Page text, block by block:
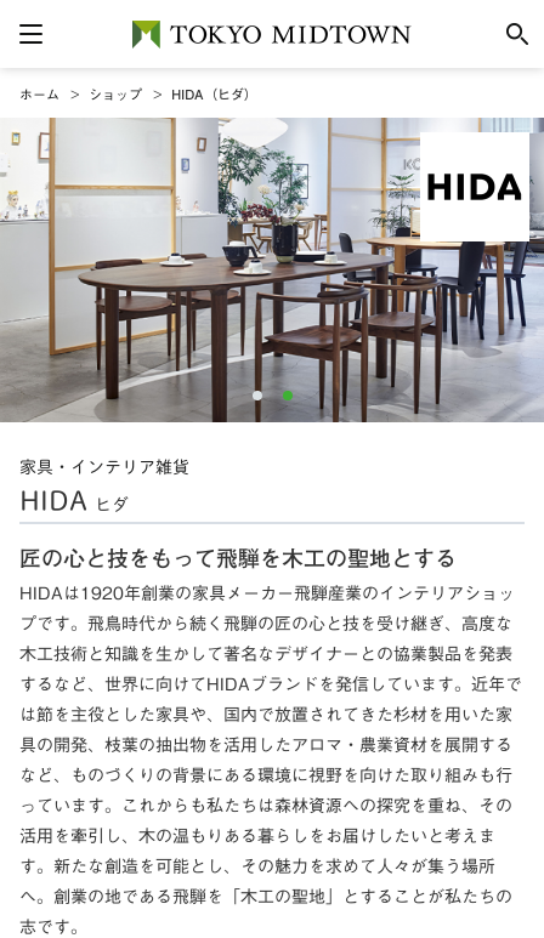
ホーム ショップ HIDA（ヒダ）
家具・インテリア雑貨
HIDA ヒダ
匠の心と技をもって飛騨を木工の聖地とする
HIDAは1920年創業の家具メーカー飛騨産業のインテリアショッ
プです。飛鳥時代から続く飛騨の匠の心と技を受け継ぎ、高度な
木工技術と知識を生かして著名なデザイナーとの協業製品を発表
するなど、世界に向けてHIDAブランドを発信しています。近年で
は節を主役とした家具や、国内で放置されてきた杉材を用いた家
具の開発、枝葉の抽出物を活用したアロマ・農業資材を展開する
など、ものづくりの背景にある環境に視野を向けた取り組みも行
っています。これからも私たちは森林資源への探究を重ね、その
活用を牽引し、木の温もりある暮らしをお届けしたいと考えま
す。新たな創造を可能とし、その魅力を求めて人々が集う場所
へ。創業の地である飛騨を「木工の聖地」とすることが私たちの
志です。